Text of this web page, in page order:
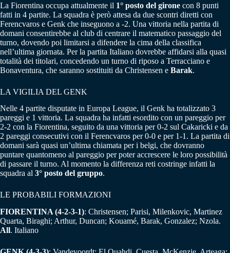
La Fiorentina occupa attualmente il 1° posto del girone con 8 punti
fatti in 4 partite. La squadra è però attesa da due scontri diretti con
Ferencvaros e Genk che inseguono a -2. Una vittoria nella partita di
domani consentirebbe al club di centrare il matematico passaggio del
turno, dovendo poi limitarsi a difendere la cima della classifica
nell’ultima giornata. Per la partita Italiano dovrebbe affidarsi alla quasi
totalità dei titolari, concedendo un turno di riposo a Terracciano e
Bonaventura, che saranno sostituiti da Christensen e Barak.
LA VIGILIA DEL GENK
Nelle 4 partite disputate in Europa League, il Genk ha totalizzato 3
pareggi e 1 vittoria. La squadra ha infatti esordito con un pareggio per
2-2 con la Fiorentina, seguito da una vittoria per 0-2 sul Cakaricki e da
2 pareggi consecutivi con il Ferencvaros per 0-0 e per 1-1. La partita di
domani sarà quasi un’ultima chiamata per i belgi, che dovranno
puntare quantomeno al pareggio per poter accrescere le loro possibilità
di passare il turno. Al momento la differenza reti costringe infatti la
squadra al 3° posto del gruppo.
LE PROBABILI FORMAZIONI
FIORENTINA (4-2-3-1): Christensen; Parisi, Milenkovic, Martinez
Quarta, Biraghi; Arthur, Duncan; Kouamé, Barak, Gonzalez; Nzola.
All. Italiano